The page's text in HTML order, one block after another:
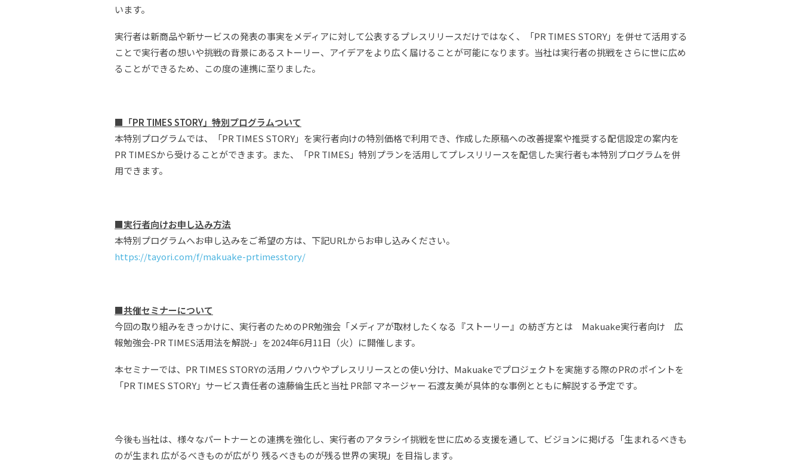
います。
実行者は新商品や新サービスの発表の事実をメディアに対して公表するプレスリリースだけではなく、「PR TIMES STORY」を併せて活用する
ことで実行者の想いや挑戦の背景にあるストーリー、アイデアをより広く届けることが可能になります。当社は実行者の挑戦をさらに世に広め
ることができるため、この度の連携に至りました。
■ 「PR TIMES STORY」特別プログラムついて
本特別プログラムでは、「PR TIMES STORY」を実行者向けの特別価格で利用でき、作成した原稿への改善提案や推奨する配信設定の案内を
PR TIMESから受けることができます。また、「PR TIMES」特別プランを活用してプレスリリースを配信した実行者も本特別プログラムを併
用できます。
■実行者向けお申し込み方法
本特別プログラムへお申し込みをご希望の方は、下記URLからお申し込みください。
https://tayori.com/f/makuake-prtimesstory/
■共催セミナーについて
今回の取り組みをきっかけに、実行者のためのPR勉強会「メディアが取材したくなる『ストーリー』の紡ぎ方とは Makuake実行者向け 広
報勉強会-PR TIMES活用法を解説-」を2024年6月11日（火）に開催します。
本セミナーでは、PR TIMES STORYの活用ノウハウやプレスリリースとの使い分け、Makuakeでプロジェクトを実施する際のPRのポイントを
「PR TIMES STORY」サービス責任者の遠藤倫生氏と当社 PR部 マネージャー 石渡友美が具体的な事例とともに解説する予定です。
今後も当社は、様々なパートナーとの連携を強化し、実行者のアタラシイ挑戦を世に広める支援を通して、ビジョンに掲げる「生まれるべきも
のが生まれ 広がるべきものが広がり 残るべきものが残る世界の実現」を目指します。